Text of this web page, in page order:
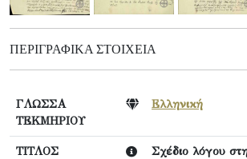
ΠΕΡΙΓΡΑΦΙΚΆ ΣΤΟΙΧΕΊΑ
ΓΛΩΣΣΑ
ΤΕΚΜΗΡΙΟΥ
Ελληνική
ΤΙΤΛΟΣ
Σχέδιο λόγου